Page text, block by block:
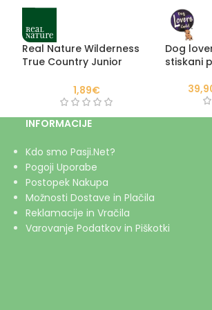
Real Nature Wilderness
True Country Junior
1,89€
Dog
stiskani
INFORMACIJE
Kdo smo Pasji.Net?
Pogoji Uporabe
Postopek Nakupa
Možnosti Dostave in Plačila
Reklamacije in Vračila
Varovanje Podatkov in Piškotki